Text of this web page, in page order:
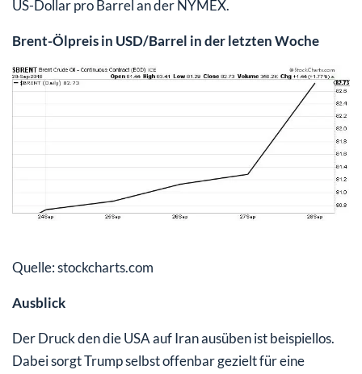
US-Dollar pro Barrel an der NYMEX.
Brent-Ölpreis in USD/Barrel in der letzten Woche
Quelle: stockcharts.com
Ausblick
Der Druck den die USA auf Iran ausüben ist beispiellos.
Dabei sorgt Trump selbst offenbar gezielt für eine